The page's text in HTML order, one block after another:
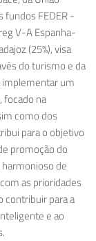
fundos FEDER -
V-A Espanha-
(25%), visa
do turismo e da
implementar um
focado na
como dos
para o objetivo
promoção do
de
as prioridades
contribuir para a
e ao